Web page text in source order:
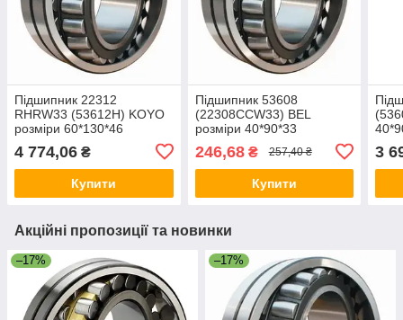
Підшипник 22312
RHRW33 (53612H) KOYO
розміри 60*130*46
4 774,06 ₴
Купити
Підшипник 53608
(22308CCW33) BEL
розміри 40*90*33
246,68₴ 257,40 ₴
Купити
3
Акційні пропозиції та новинки
–17% –17%